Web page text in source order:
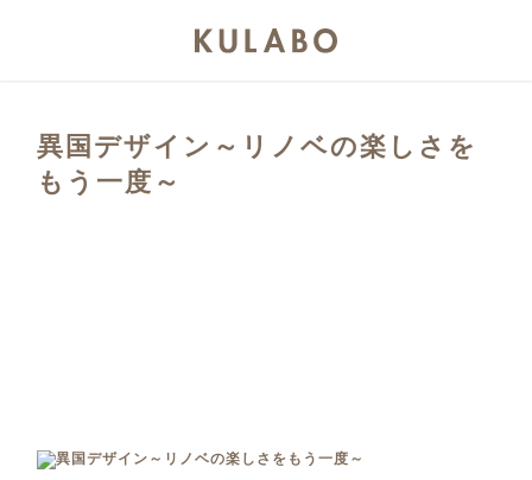
異国デザイン～リノベの楽しさを
もう一度～